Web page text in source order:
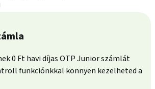
0 Ft havi díjas OTP Junior számlát
funkciónkkal könnyen kezelheted a